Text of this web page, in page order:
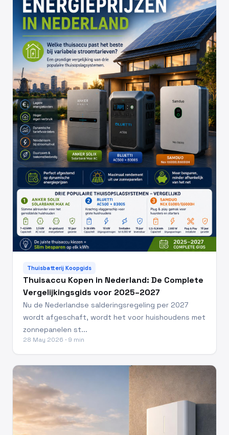
Thuisbatterij Koopgids
Thuisaccu Kopen in Nederland: De Complete
Vergelijkingsgids voor 2025–2027
Nu de Nederlandse salderingsregeling per 2027
wordt afgeschaft, wordt het voor huishoudens met
zonnepanelen st...
28 May 2026 · 9 min